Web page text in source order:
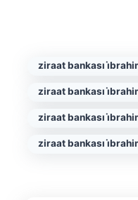
ziraat bankası
ziraat bankası
ziraat bankası
ziraat bankası